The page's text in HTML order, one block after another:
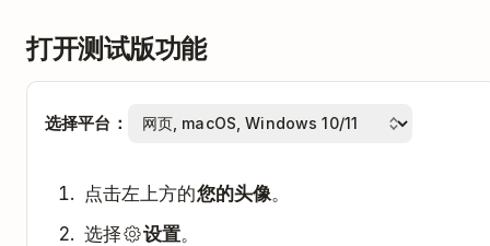
打开测试版功能
选择平台：
点击左上方的您的头像。
选择
设置。